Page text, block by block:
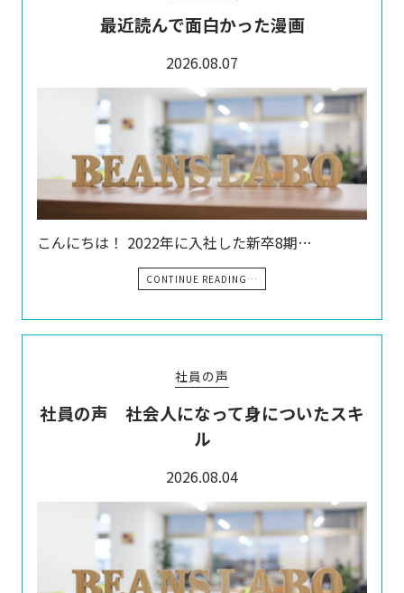
最近読んで面白かった漫画
2026.08.07
こんにちは！ 2022年に入社した新卒8期…
CONTINUE READING…
社員の声
社員の声 社会人になって身についたスキ
ル
2026.08.04